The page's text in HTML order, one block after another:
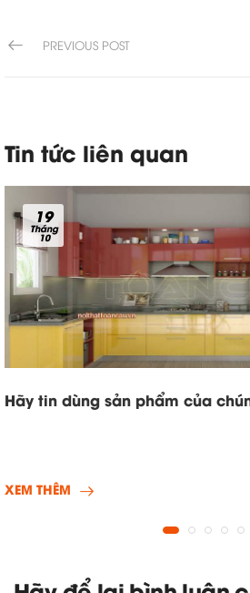
PREVIOUS POST
Tin tức liên quan
19
Tháng
10
Hãy tin dùng sản phẩm của
XEM THÊM